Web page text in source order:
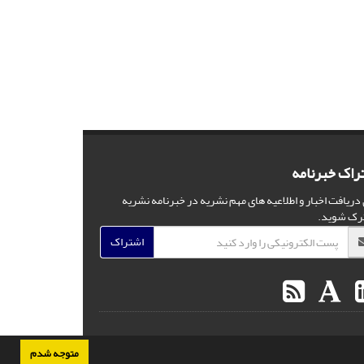
متوجه شدم
خبرنامه
دریافت اخبار و اطلاعیه های مهم نشریه در خبرنامه نشریه
شوید.
اشتراک